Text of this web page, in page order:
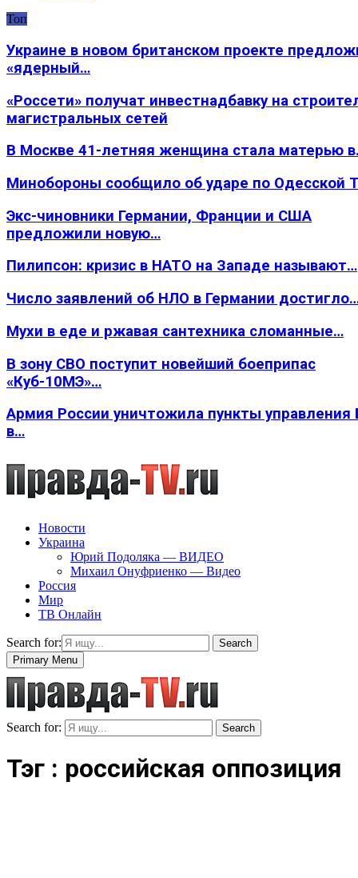
Топ
Украине в новом британском проекте
«ядерный…
«Россети» получат инвестнадбавку на
магистральных сетей
В Москве 41-летняя женщина стала матерью
Минобороны сообщило об ударе по Одесской
Экс-чиновники Германии, Франции и США
предложили новую…
Пилипсон: кризис в НАТО на Западе называют…
Число заявлений об НЛО в Германии
Мухи в еде и ржавая сантехника сломанные…
В зону СВО поступит новейший боеприпас
«Куб-10МЭ»…
Армия России уничтожила пункты
в…
Новости
Украина
Юрий Подоляка — ВИДЕО
Михаил Онуфриенко — Видео
Россия
Мир
ТВ Онлайн
Search for:
Search
Primary Menu
Search for: Search
Тэг : российская оппозиция